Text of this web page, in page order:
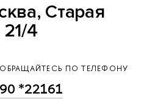
Старая
4
ПО ТЕЛЕФОНУ
*22161